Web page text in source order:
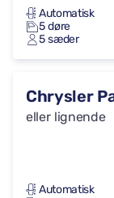
Automatisk
5 døre
5 sæder
Chrysler
eller lignende
Automatisk